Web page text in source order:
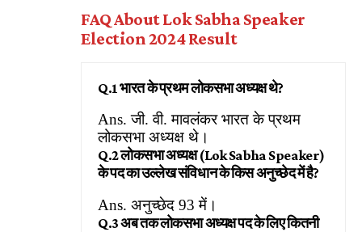
FAQ About Lok Sabha Speaker
Election 2024 Result
Q.1 भारत के प्रथम लोकसभा अध्यक्ष थे?
Ans. जी. वी. मावलंकर भारत के प्रथम
लोकसभा अध्यक्ष थे।
Q.2 लोकसभा अध्यक्ष (Lok Sabha Speaker)
के पद का उल्लेख संविधान के किस अनुच्छेद में है?
Ans. अनुच्छेद 93 में।
Q.3 अब तक लोकसभा अध्यक्ष पद के लिए कितनी